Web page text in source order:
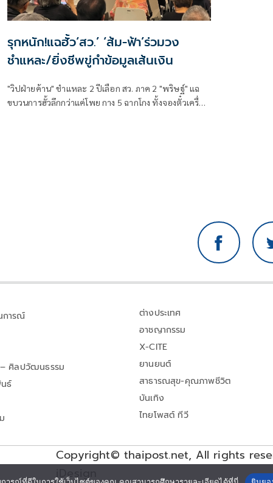
รุกหนัก!แฉฮั้ว‘สว.’ ‘ส้ม-ฟ้า’ร่วมวง
ชำแหละ/ยิ่งชีพขู่กำข้อมูลเส้นเงิน
"วิปฝ่ายค้าน" ชำแหละ 2 ปีเลือก สว. ภาค 2 "พริษฐ์" แฉ
ขบวนการฮั้วลึกกว่าแค่โพย กาง 5 ฉากโกง ทั้งจองตั๋วเครื่อง
การณ์
ศิลปวัฒนธรรม
ธ์
ต่างประเทศ
อาชญากรรม
X-CITE
ยานยนต์
สาธารณสุข-คุณภาพชีวิต
บันเทิง
ไทยโพสต์ ทีวี
Copyright© thaipost.net, All rights
iDesign